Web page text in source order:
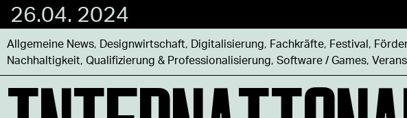
26.04. 2024
Allgemeine News, Designwirtschaft, Digitalisierung, Fachkräfte, Festival,
Nachhaltigkeit, Qualifizierung & Professionalisierung, Software / Games,